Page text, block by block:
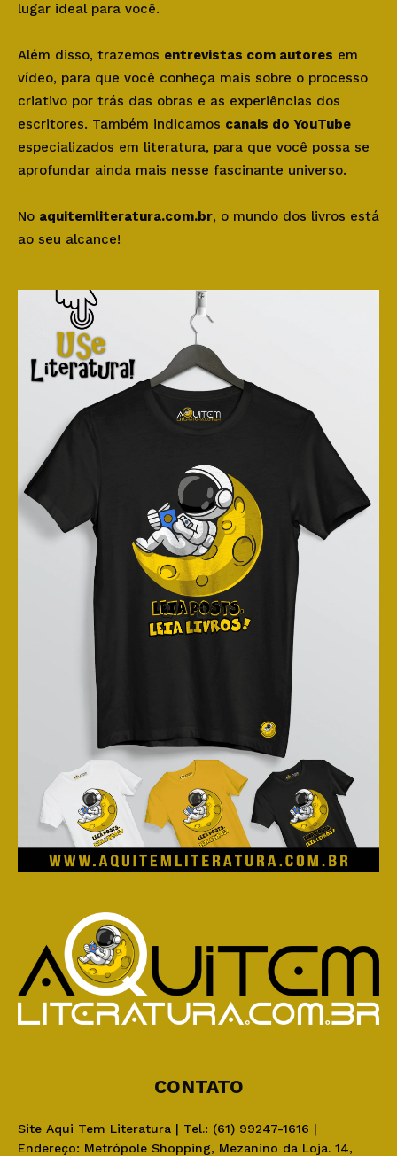
lugar ideal para você.
Além disso, trazemos entrevistas com autores em
vídeo, para que você conheça mais sobre o processo
criativo por trás das obras e as experiências dos
escritores. Também indicamos canais do YouTube
especializados em literatura, para que você possa se
aprofundar ainda mais nesse fascinante universo.
No aquitemliteratura.com.br, o mundo dos livros está
ao seu alcance!
CONTATO
Site Aqui Tem Literatura | Tel.: (61) 99247-1616 |
Endereço: Metrópole Shopping, Mezanino da Loja. 14,